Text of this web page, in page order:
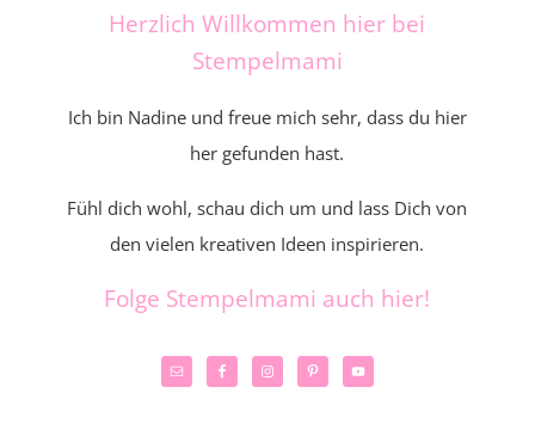
Herzlich Willkommen hier bei
Stempelmami
Ich bin Nadine und freue mich sehr, dass du hier
her gefunden hast.
Fühl dich wohl, schau dich um und lass Dich von
den vielen kreativen Ideen inspirieren.
Folge Stempelmami auch hier!